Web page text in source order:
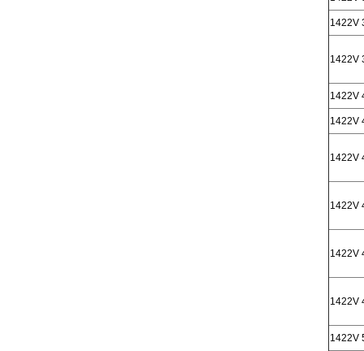
1422V
1422V
1422V
1422V
1422V
1422V
1422V
1422V
1422V